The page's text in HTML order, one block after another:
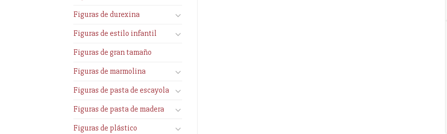
Figuras de durexina
Figuras de estilo infantil
Figuras de gran tamaño
Figuras de marmolina
Figuras de pasta de escayola
Figuras de pasta de madera
Figuras de plástico